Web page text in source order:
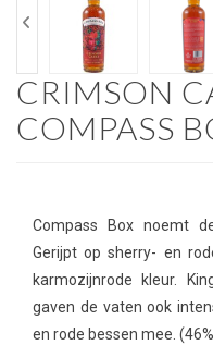
CRIMSON
COMPASS
Compass Box noemt
Gerijpt op sherry- en
karmozijnrode kleur.
gaven de vaten ook
en rode bessen mee.